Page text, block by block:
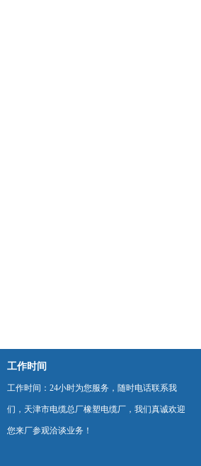
工作时间
工作时间：24小时为您服务，随时电话联系我
们，天津市电缆总厂橡塑电缆厂，我们真诚欢迎
您来厂参观洽谈业务！